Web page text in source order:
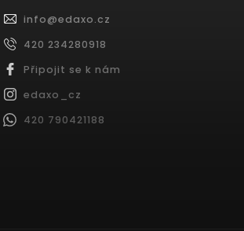
info@edaxo.cz
420 234280918
Připojit se k nám
edaxo_cz
420 790421188